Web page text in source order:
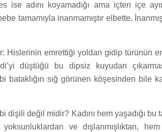
ise adını koyamadığı ama içten içe
tamamıyla inanmamıştır elbette.
Hislerinin emrettiği yoldan gidip türünün
düştüğü bu dipsiz kuyudan
bataklığın sığ görünen köşesinden bile
dişili değil midir? Kadını hem yaşadığı bu
yoksunluklardan ve dışlanmışlıktan,